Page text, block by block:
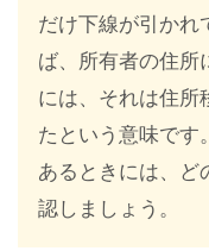
だけ下線が引かれ
ば、所有者の住所
には、それは住所
たという意味です
あるときには、ど
認しましょう。